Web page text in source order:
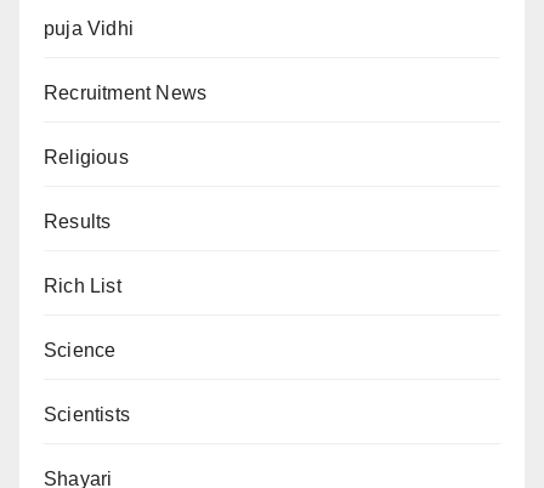
puja Vidhi
Recruitment News
Religious
Results
Rich List
Science
Scientists
Shayari